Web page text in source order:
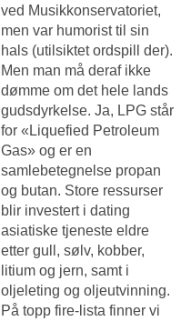
ved Musikkonservatoriet,
men var humorist til sin
hals (utilsiktet ordspill der).
Men man må deraf ikke
dømme om det hele lands
gudsdyrkelse. Ja, LPG står
for «Liquefied Petroleum
Gas» og er en
samlebetegnelse propan
og butan. Store ressurser
blir investert i dating
asiatiske tjeneste eldre
etter gull, sølv, kobber,
litium og jern, samt i
oljeleting og oljeutvinning.
På topp fire-lista finner vi